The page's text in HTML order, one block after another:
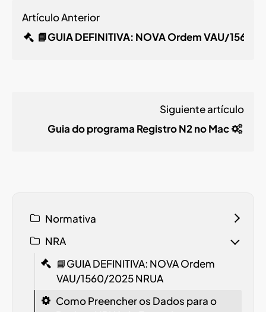
Artículo Anterior
📘GUIA DEFINITIVA: NOVA Ordem VAU/1560/
Siguiente artículo
Guia do programa Registro N2 no Mac
Normativa
NRA
📘GUIA DEFINITIVA: NOVA Ordem
VAU/1560/2025NRUA
Como Preencher os Dados para o